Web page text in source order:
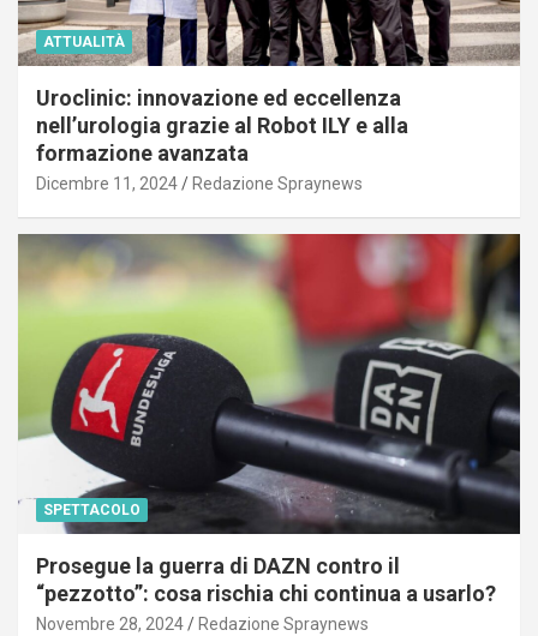
ATTUALITÀ
Uroclinic: innovazione ed eccellenza
nell’urologia grazie al Robot ILY e alla
formazione avanzata
Dicembre 11, 2024 Redazione Spraynews
SPETTACOLO
Prosegue la guerra di DAZN contro il
“pezzotto”: cosa rischia chi continua a usarlo?
Novembre 28, 2024 Redazione Spraynews